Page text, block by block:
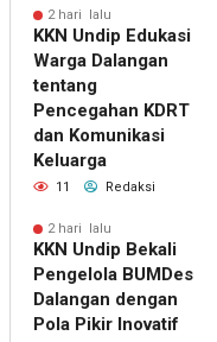
2 hari lalu
KKN Undip Edukasi
Warga Dalangan
tentang
Pencegahan KDRT
dan Komunikasi
Keluarga
11 Redaksi
2 hari lalu
KKN Undip Bekali
Pengelola BUMDes
Dalangan dengan
Pola Pikir Inovatif